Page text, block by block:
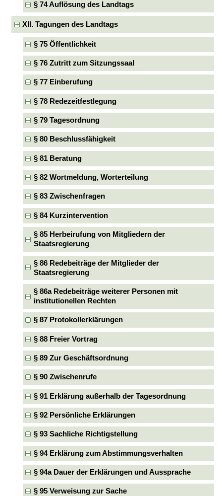
§ 74 Auflösung des Landtags
XII. Tagungen des Landtags
§ 75 Öffentlichkeit
§ 76 Zutritt zum Sitzungssaal
§ 77 Einberufung
§ 78 Redezeitfestlegung
§ 79 Tagesordnung
§ 80 Beschlussfähigkeit
§ 81 Beratung
§ 82 Wortmeldung, Worterteilung
§ 83 Zwischenfragen
§ 84 Kurzintervention
§ 85 Herbeirufung von Mitgliedern der
Staatsregierung
§ 86 Redebeiträge der Mitglieder der
Staatsregierung
§ 86a Redebeiträge weiterer Personen mit
institutionellen Rechten
§ 87 Protokollerklärungen
§ 88 Freier Vortrag
§ 89 Zur Geschäftsordnung
§ 90 Zwischenrufe
§ 91 Erklärung außerhalb der Tagesordnung
§ 92 Persönliche Erklärungen
§ 93 Sachliche Richtigstellung
§ 94 Erklärung zum Abstimmungsverhalten
§ 94a Dauer der Erklärungen und Aussprache
§ 95 Verweisung zur Sache